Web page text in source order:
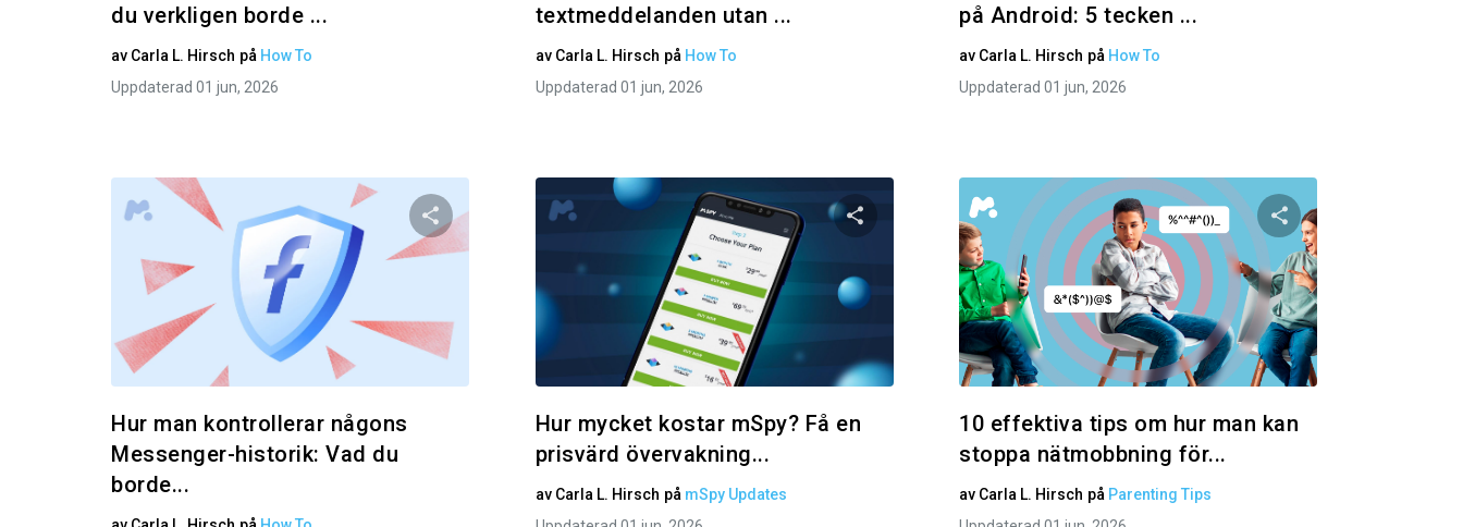
du verkligen borde ...
av Carla L. Hirsch på How To
Uppdaterad 01 jun, 2026
textmeddelanden utan ...
av Carla L. Hirsch på How To
Uppdaterad 01 jun, 2026
på Android: 5 tecken ...
av Carla L. Hirsch på How To
Uppdaterad 01 jun, 2026
Dela den här artikeln
Twitter Facebook Kopiera länk
Hur man kontrollerar någons
Messenger-historik: Vad du
borde...
Dela den här artikeln
Twitter Facebook Kopiera länk
Hur mycket kostar mSpy? Få en
prisvärd övervakning...
av Carla L. Hirsch på mSpy Updates
Dela den här
Twitter
10 effektiva tips om hur man kan
stoppa nätmobbning för...
av Carla L. Hirsch på Parenting Tips